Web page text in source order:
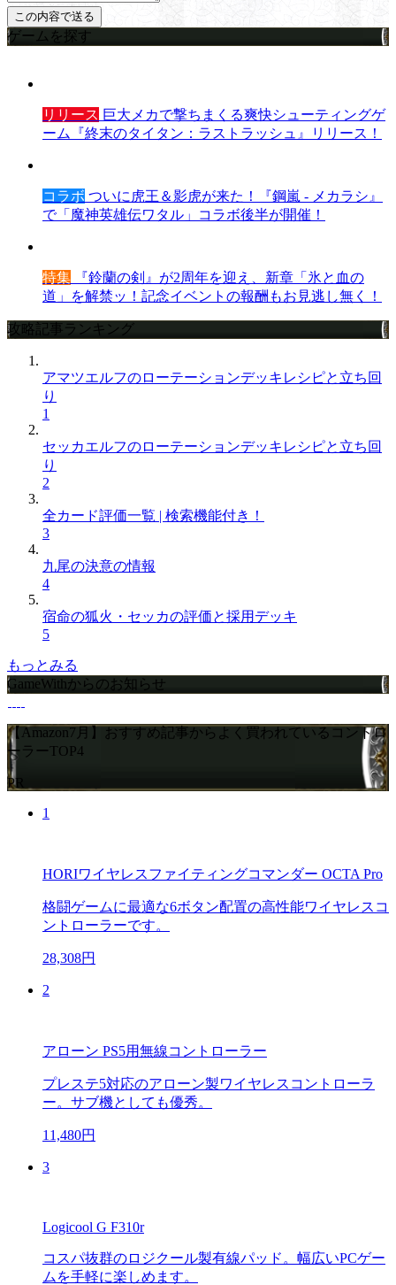
ゲームを探す
リリース 巨大メカで撃ちまくる爽快シューティングゲ
ーム『終末のタイタン：ラストラッシュ』リリース！
コラボ ついに虎王＆影虎が来た！『鋼嵐 - メカラシ』
で「魔神英雄伝ワタル」コラボ後半が開催！
特集 『鈴蘭の剣』が2周年を迎え、新章「氷と血の
道」を解禁ッ！記念イベントの報酬もお見逃し無く！
攻略記事ランキング
アマツエルフのローテーションデッキレシピと立ち回
り
1
セッカエルフのローテーションデッキレシピと立ち回
り
2
全カード評価一覧 | 検索機能付き！
3
九尾の決意の情報
4
宿命の狐火・セッカの評価と採用デッキ
5
もっとみる
GameWithからのお知らせ
【Amazon7月】おすすめ記事からよく買われているコントロ
ーラーTOP4
PR
1
HORIワイヤレスファイティングコマンダー OCTA Pro
格闘ゲームに最適な6ボタン配置の高性能ワイヤレスコ
ントローラーです。
28,308円
2
アローン PS5用無線コントローラー
プレステ5対応のアローン製ワイヤレスコントローラ
ー。サブ機としても優秀。
11,480円
3
Logicool G F310r
コスパ抜群のロジクール製有線パッド。幅広いPCゲー
ムを手軽に楽しめます。